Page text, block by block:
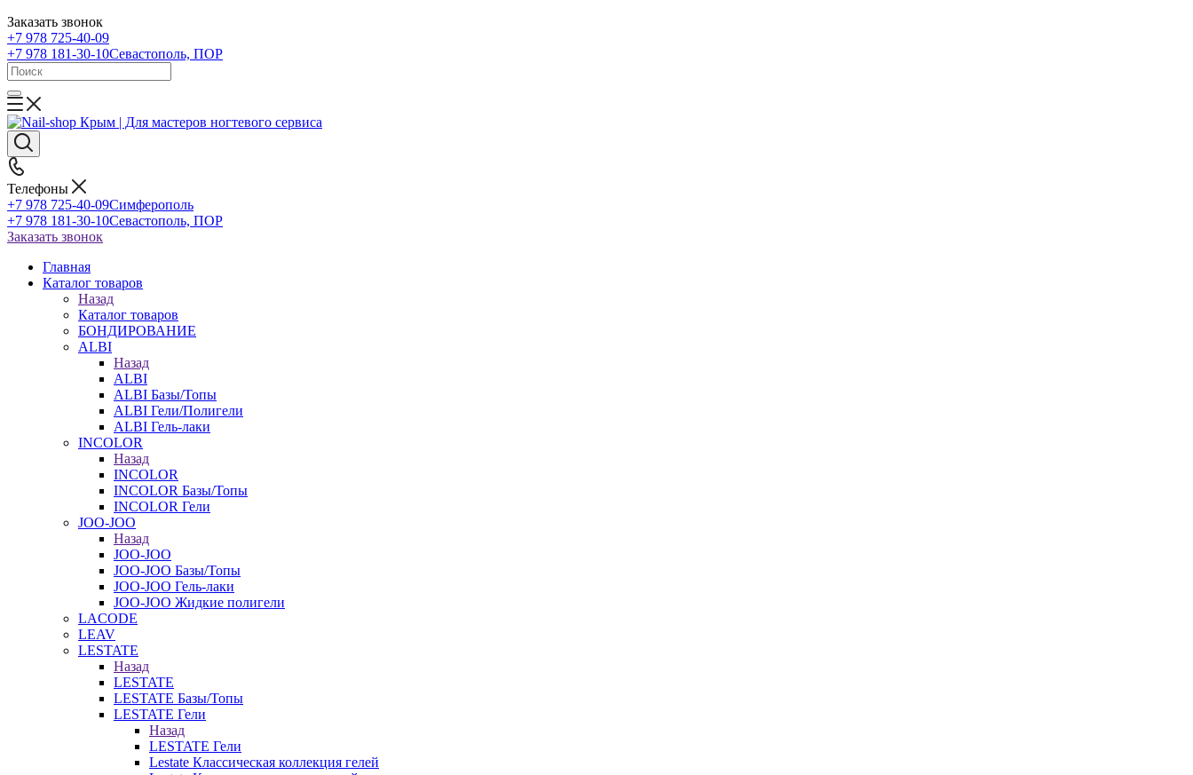
Заказать звонок
+7 978 725-40-09
+7 978 181-30-10Севастополь, ПОР
Телефоны
+7 978 725-40-09Симферополь
+7 978 181-30-10Севастополь, ПОР
Заказать звонок
Главная
Каталог товаров
Назад
Каталог товаров
БОНДИРОВАНИЕ
ALBI
Назад
ALBI
ALBI Базы/Топы
ALBI Гели/Полигели
ALBI Гель-лаки
INCOLOR
Назад
INCOLOR
INCOLOR Базы/Топы
INCOLOR Гели
JOO-JOO
Назад
JOO-JOO
JOO-JOO Базы/Топы
JOO-JOO Гель-лаки
JOO-JOO Жидкие полигели
LACODE
LEAV
LESTATE
Назад
LESTATE
LESTATE Базы/Топы
LESTATE Гели
Назад
LESTATE Гели
Lestate Классическая коллекция гелей